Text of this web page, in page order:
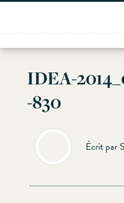
Skip
content
IDEA-
-830
Écrit par